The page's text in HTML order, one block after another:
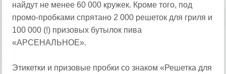
найдут не менее 60 000 кружек. Кроме того, под
промо-пробками спрятано 2 000 решеток для гриля и
100 000 (!) призовых бутылок пива
«АРСЕНАЛЬНОЕ».
Этикетки и призовые пробки со знаком «Решетка для